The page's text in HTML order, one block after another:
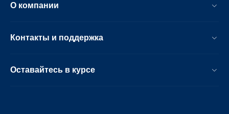
О компании
Контакты и поддержка
Оставайтесь в курсе